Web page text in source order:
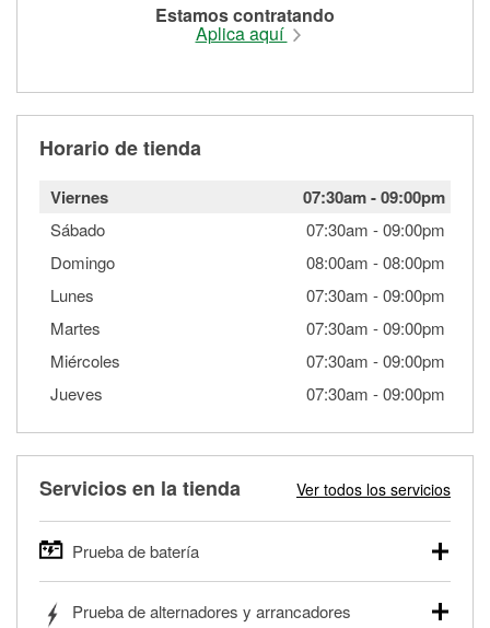
Estamos contratando
Aplica aquí
Horario de tienda
Viernes 07:30am-09:00pm
Sábado 07:30am -09:00pm
Domingo
08:00am -08:00pm
Lunes
07:30am -09:00pm
Martes
07:30am -09:00pm
Miércoles
07:30am -09:00pm
Jueves
07:30am -09:00pm
Servicios en la tienda Ver todos los servicios
Prueba de batería
autos, camionetas, SUVs, vehículos comerciales y
Prueba de alternadores y arrancadores